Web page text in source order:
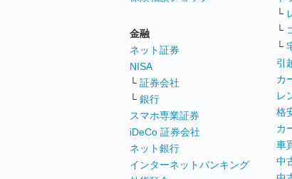
金融
ネット証券
NISA
└ 証券会社
└ 銀行
スマホ専業証券
iDeCo 証券会社
ネット銀行
インターネットバンキング
└
└
└
引
カ
レ
格
カ
車
中